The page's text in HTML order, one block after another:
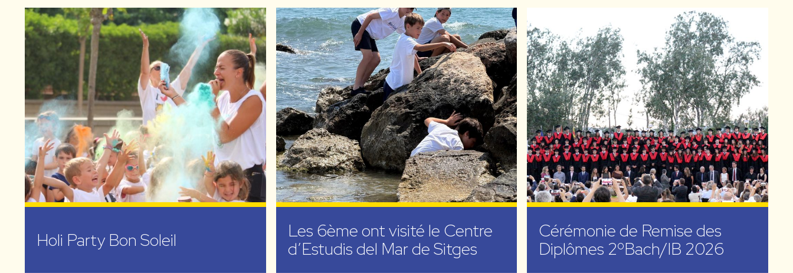
Holi Party Bon Soleil
Les 6ème ont visité le Centre
d’Estudis del Mar de Sitges
Cérémonie de Remise des
Diplômes 2ºBach/IB 2026